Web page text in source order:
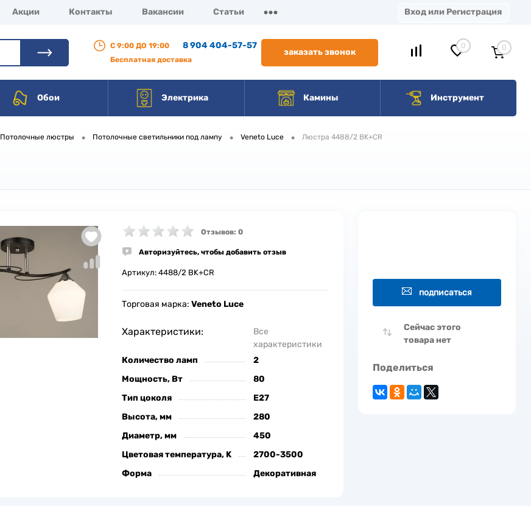
Акции Контакты Вакансии Статьи Вход или Регистрация
С 9:00 ДО 19:00 8 904 404-57-57
Бесплатная доставка
заказать звонок
0 0
Обои Электрика Камины Инструмент
Потолочные люстры • Потолочные светильники под лампу • Veneto Luce • Люстра 4488/2 BK+CR
Отзывов: 0
Авторизуйтесь, чтобы добавить отзыв
Артикул: 4488/2 BK+CR
Торговая марка: Veneto Luce
Характеристики:
Все
характеристики
Количество ламп
2
Мощность, Вт
80
Тип цоколя
Е27
Высота, мм
280
Диаметр, мм
450
Цветовая температура, K
2700-3500
Форма
Декоративная
подписаться
Сейчас этого
товара нет
Поделиться